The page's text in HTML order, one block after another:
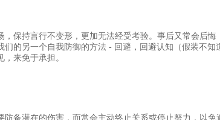
，保持言行不变形，更加无法经受考验。事后又常会后悔
的另一个自我防御的方法 - 回避，回避认知（假装不知
来免于承担。
防备潜在的伤害，而常会主动终止关系或停止努力，以